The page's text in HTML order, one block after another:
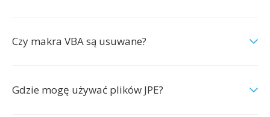
Czy makra VBA są usuwane?
Gdzie mogę używać plików JPE?